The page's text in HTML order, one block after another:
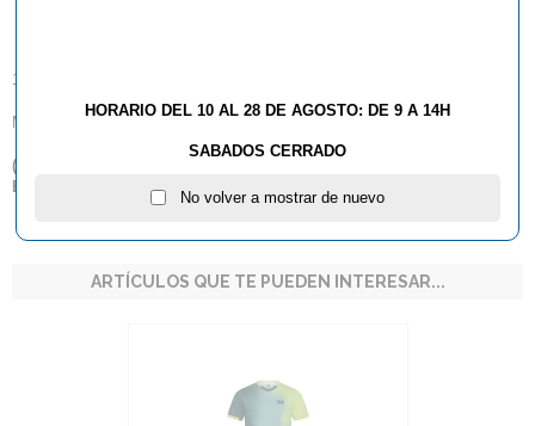
100% Algodón
Medidas: 50x100cm
(
Butterfly dentro del territorio español.
ARTÍCULOS QUE TE PUEDEN INTERESAR...
HORARIO DEL 10 AL 28 DE AGOSTO: DE 9 A 14H
SABADOS CERRADO
No volver a mostrar de nuevo